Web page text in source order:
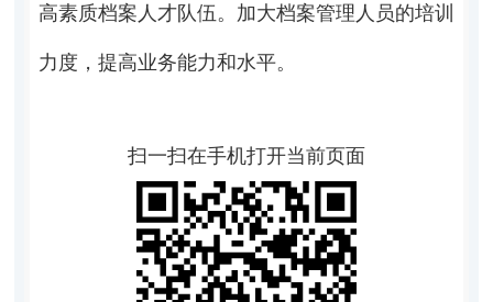
高素质档案人才队伍。加大档案管理人员的培训
力度，提高业务能力和水平。
扫一扫在手机打开当前页面